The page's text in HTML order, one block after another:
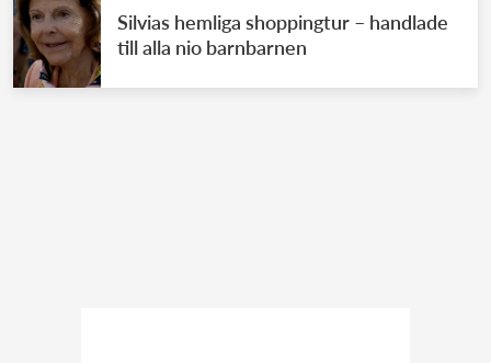
Silvias hemliga shoppingtur – handlade
till alla nio barnbarnen